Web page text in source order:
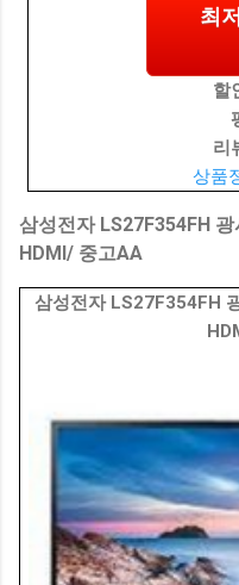
최
할
리
상품
삼성전자 LS27F354FH
HDMI/ 중고AA
삼성전자 LS27F354FH